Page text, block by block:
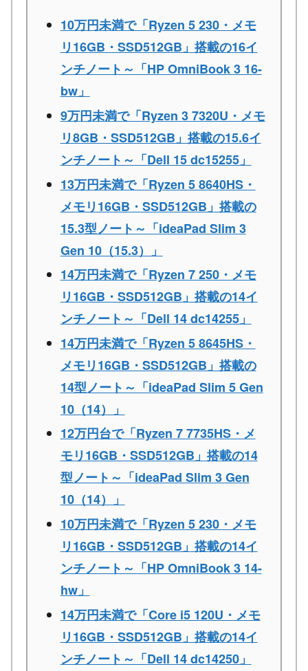
10万円未満で「Ryzen 5 230・メモ
リ16GB・SSD512GB」搭載の16イ
ンチノート～「HP OmniBook 3 16-
bw」
9万円未満で「Ryzen 3 7320U・メモ
リ8GB・SSD512GB」搭載の15.6イ
ンチノート～「Dell 15 dc15255」
13万円未満で「Ryzen 5 8640HS・
メモリ16GB・SSD512GB」搭載の
15.3型ノート～「ideaPad Slim 3
Gen 10（15.3）」
14万円未満で「Ryzen 7 250・メモ
リ16GB・SSD512GB」搭載の14イ
ンチノート～「Dell 14 dc14255」
14万円未満で「Ryzen 5 8645HS・
メモリ16GB・SSD512GB」搭載の
14型ノート～「ideaPad Slim 5 Gen
10（14）」
12万円台で「Ryzen 7 7735HS・メ
モリ16GB・SSD512GB」搭載の14
型ノート～「ideaPad Slim 3 Gen
10（14）」
10万円未満で「Ryzen 5 230・メモ
リ16GB・SSD512GB」搭載の14イ
ンチノート～「HP OmniBook 3 14-
hw」
14万円未満で「Core i5 120U・メモ
リ16GB・SSD512GB」搭載の14イ
ンチノート～「Dell 14 dc14250」